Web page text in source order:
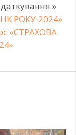
»
РОКУ-2024»
«СТРАХОВА